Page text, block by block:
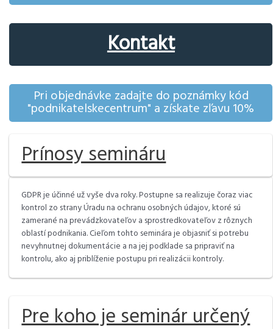
Kontakt
Pri objednávke zadajte do poznámky kód
"podnikatelskecentrum" a získate zľavu 10%
Prínosy semináru
GDPR je účinné už vyše dva roky. Postupne sa realizuje čoraz viac
kontrol zo strany Úradu na ochranu osobných údajov, ktoré sú
zamerané na prevádzkovateľov a sprostredkovateľov z rôznych
oblastí podnikania. Cieľom tohto seminára je objasniť si potrebu
nevyhnutnej dokumentácie a na jej podklade sa pripraviť na
kontrolu, ako aj priblíženie postupu pri realizácii kontroly.
Pre koho je seminár určený